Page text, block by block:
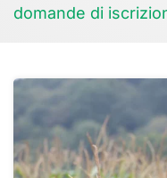
domande di